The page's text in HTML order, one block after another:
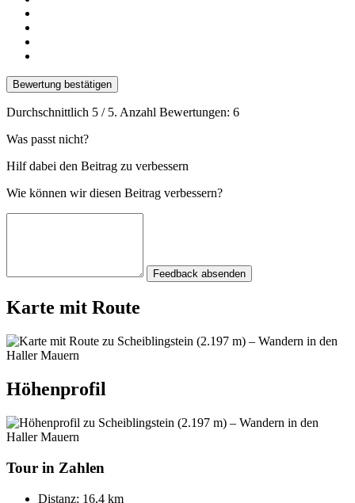
Bewertung bestätigen
Durchschnittlich 5 / 5. Anzahl Bewertungen: 6
Was passt nicht?
Hilf dabei den Beitrag zu verbessern
Wie können wir diesen Beitrag verbessern?
Feedback absenden
Karte mit Route
Höhenprofil
Tour in Zahlen
Distanz: 16,4 km